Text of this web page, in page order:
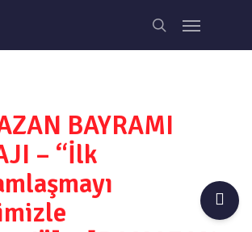
search
Menu
BAYRAMI
– “İlk